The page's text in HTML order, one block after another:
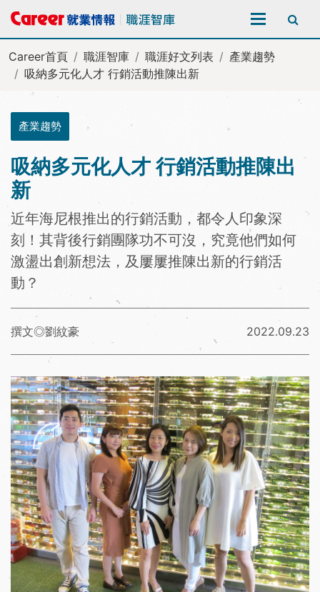
全站搜尋
Career首頁 職涯智庫 職涯好文列表
產業趨勢
吸納多元化人才 行銷活動推陳出新
產業趨勢
吸納多元化人才 行銷活動推陳出
新
近年海尼根推出的行銷活動，都令人印象深
刻！其背後行銷團隊功不可沒，究竟他們如何
激盪出創新想法，及屢屢推陳出新的行銷活
動？
撰文◎劉紋豪 2022.09.23